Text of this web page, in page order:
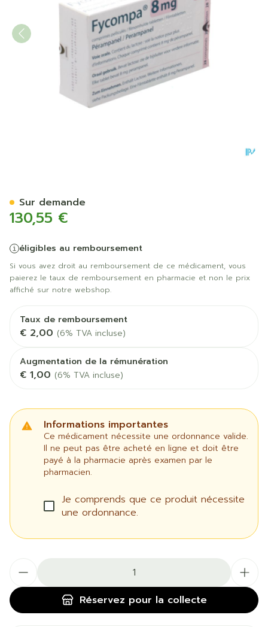
130,55 €
éligibles au remboursement
Si vous avez droit au remboursement de ce médicament, vous
paierez le taux de remboursement en pharmacie et non le prix
affiché sur notre webshop.
Taux de remboursement
€ 2,00 (6% TVA incluse)
Augmentation de la rémunération
€ 1,00 (6% TVA incluse)
Informations importantes
Ce médicament nécessite une ordonnance valide.
Il ne peut pas être acheté en ligne et doit être
payé à la pharmacie après examen par le
pharmacien.
Je comprends que ce produit nécessite
une ordonnance.
Réservez pour la collecte
Sur demande